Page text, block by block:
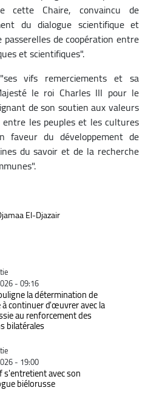
cette Chaire, convaincu de
du dialogue scientifique et
de coopération entre
et scientifiques".
vifs remerciements et sa
le roi Charles III pour le
de son soutien aux valeurs
les peuples et les cultures
faveur du développement de
du savoir et de la recherche
El-Djazair
- 09:16
la détermination de
à continuer d'œuvrer avec la
au renforcement des
bilatérales
- 19:00
s'entretient avec son
biélorusse